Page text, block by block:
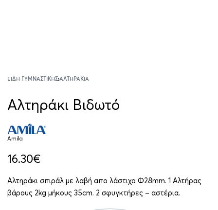
ΕΊΔΗ ΓΥΜΝΑΣΤΙΚΉΣ›ΑΛΤΗΡΆΚΙΑ
Αλτηράκι Βιδωτό
Amila
16.30€
Αλτηράκι σπιράλ με λαβή απο λάστιχο Φ28mm. 1 Αλτήρας
βάρους 2kg μήκους 35cm. 2 σφυγκτήρες – αστέρια.